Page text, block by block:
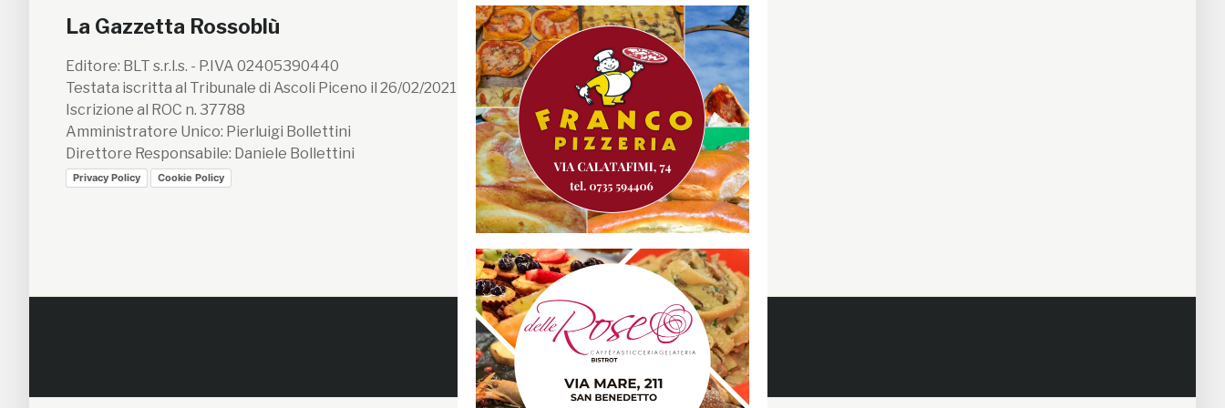
La Gazzetta Rossoblù
Editore: BLT s.r.l.s. - P.IVA 02405390440
Testata iscritta al Tribunale di Ascoli Piceno il 26/02/2021 n. 199/2021
Iscrizione al ROC n. 37788
Amministratore Unico: Pierluigi Bollettini
Direttore Responsabile: Daniele Bollettini
Privacy Policy Cookie Policy
Segui la GRB
Facebook
Instagram
Twitter
Youtube
Gazzetta RossoBlù